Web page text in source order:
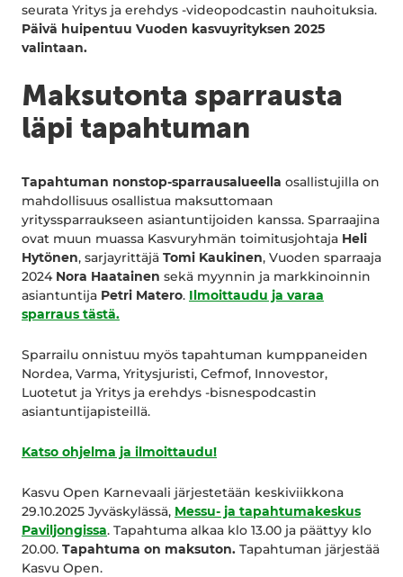
seurata Yritys ja erehdys -videopodcastin nauhoituksia.
Päivä huipentuu Vuoden kasvuyrityksen 2025
valintaan.
Maksutonta sparrausta
läpi tapahtuman
Tapahtuman nonstop-sparrausalueella osallistujilla on
mahdollisuus osallistua maksuttomaan
yrityssparraukseen asiantuntijoiden kanssa. Sparraajina
ovat muun muassa Kasvuryhmän toimitusjohtaja Heli
Hytönen, sarjayrittäjä Tomi Kaukinen, Vuoden sparraaja
2024 Nora Haatainen sekä myynnin ja markkinoinnin
asiantuntija Petri Matero. Ilmoittaudu ja varaa
sparraus tästä.
Sparrailu onnistuu myös tapahtuman kumppaneiden
Nordea, Varma, Yritysjuristi, Cefmof, Innovestor,
Luotetut ja Yritys ja erehdys -bisnespodcastin
asiantuntijapisteillä.
Katso ohjelma ja ilmoittaudu!
Kasvu Open Karnevaali järjestetään keskiviikkona
29.10.2025 Jyväskylässä, Messu- ja tapahtumakeskus
Paviljongissa. Tapahtuma alkaa klo 13.00 ja päättyy klo
20.00. Tapahtuma on maksuton. Tapahtuman järjestää
Kasvu Open.